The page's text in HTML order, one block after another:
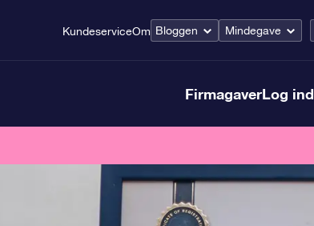
KundeserviceOm Bloggen Mindegave
FirmagaverLog ind